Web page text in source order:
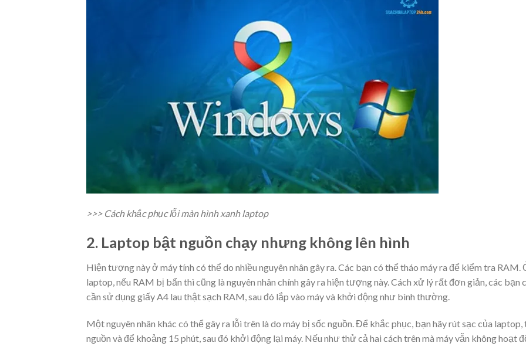
>>> Cách khắc phục lỗi màn hình xanh laptop
2. Laptop bật nguồn chạy nhưng không lên hình
Hiện tượng này ở máy tính có thể do nhiều nguyên nhân gây ra. Các bạn có thể tháo máy ra để kiểm tra RAM.
laptop, nếu RAM bị bẩn thì cũng là nguyên nhân chính gây ra hiện tượng này. Cách xử lý rất đơn giản, các bạn
cần sử dụng giấy A4 lau thật sạch RAM, sau đó lắp vào máy và khởi động như bình thường.
Một nguyên nhân khác có thể gây ra lỗi trên là do máy bị sốc nguồn. Để khắc phục, bạn hãy rút sạc của
nguồn và để khoảng 15 phút, sau đó khởi động lại máy. Nếu như thử cả hai cách trên mà máy vẫn không hoạt